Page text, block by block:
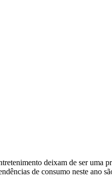
deixam de ser uma
de consumo neste ano